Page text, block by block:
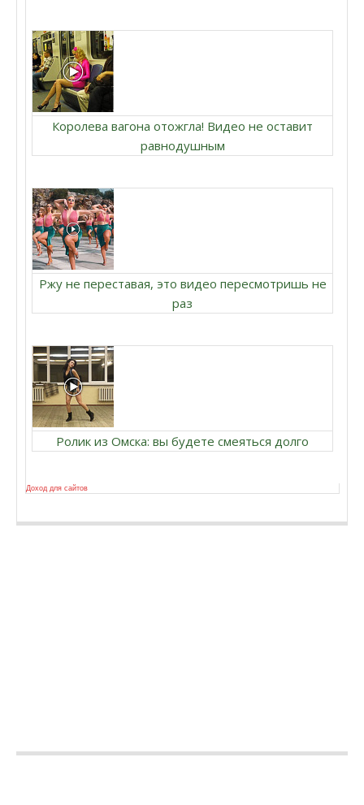
Королева вагона отожгла! Видео не оставит
равнодушным
Ржу не переставая, это видео пересмотришь не
раз
Ролик из Омска: вы будете смеяться долго
Доход для сайтов